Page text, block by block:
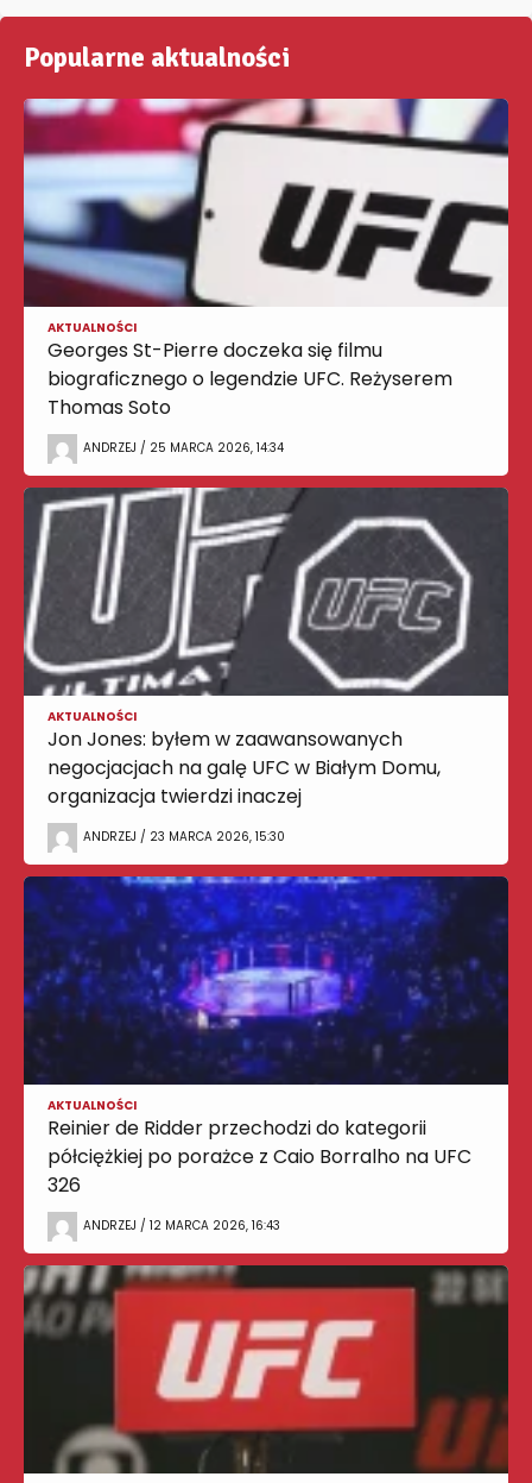
Popularne aktualności
AKTUALNOŚCI
Georges St-Pierre doczeka się filmu
biograficznego o legendzie UFC. Reżyserem
Thomas Soto
ANDRZEJ / 25 MARCA 2026, 14:34
AKTUALNOŚCI
Jon Jones: byłem w zaawansowanych
negocjacjach na galę UFC w Białym Domu,
organizacja twierdzi inaczej
ANDRZEJ / 23 MARCA 2026, 15:30
AKTUALNOŚCI
Reinier de Ridder przechodzi do kategorii
półciężkiej po porażce z Caio Borralho na UFC
326
ANDRZEJ / 12 MARCA 2026, 16:43